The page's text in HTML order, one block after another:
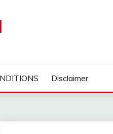
Disclaimer